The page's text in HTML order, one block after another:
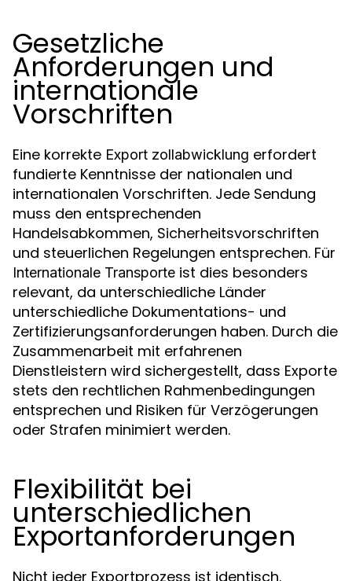
Gesetzliche
Anforderungen und
internationale
Vorschriften
Eine korrekte Export zollabwicklung erfordert
fundierte Kenntnisse der nationalen und
internationalen Vorschriften. Jede Sendung
muss den entsprechenden
Handelsabkommen, Sicherheitsvorschriften
und steuerlichen Regelungen entsprechen. Für
Internationale Transporte ist dies besonders
relevant, da unterschiedliche Länder
unterschiedliche Dokumentations- und
Zertifizierungsanforderungen haben. Durch die
Zusammenarbeit mit erfahrenen
Dienstleistern wird sichergestellt, dass Exporte
stets den rechtlichen Rahmenbedingungen
entsprechen und Risiken für Verzögerungen
oder Strafen minimiert werden.
Flexibilität bei
unterschiedlichen
Exportanforderungen
Nicht jeder Exportprozess ist identisch.